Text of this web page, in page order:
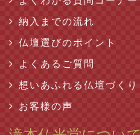
納入までの流れ
仏壇選びのポイント
よくあるご質問
想いあふれる仏壇づくり
お客様の声